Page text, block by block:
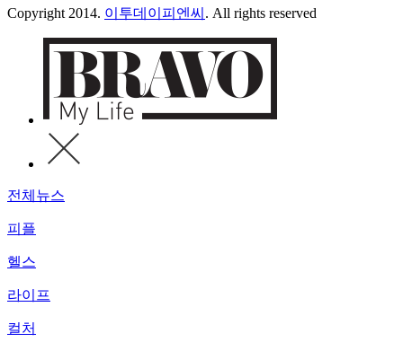
Copyright 2014. 이투데이피엔씨 . All rights reserved
전체뉴스
피플
헬스
라이프
컬처